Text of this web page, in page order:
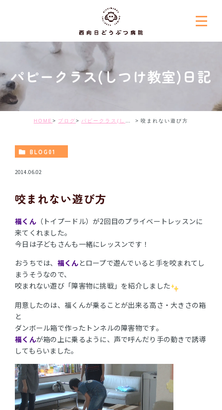
パピークラス(しつけ教室)日記
HOME ブログ パピークラス(しつけ教室)日記 咬まれない遊び方
BLOG01
2014.06.02
咬まれない遊び方
福くん（トイプードル）が2回目のプライベートレッスンに
来てくれました。
今日は子どもさんも一緒にレッスンです！
おうちでは、 福くんとロープで遊んでいると手を咬まれてし
まうそうなので、
咬まれない遊び「障害物に挑戦」を紹介しました
用意したのは、福くんが乗ることが出来る高さ・大きさの箱
と
ダンボール箱で作ったトンネルの障害物です。
福くんが箱の上に乗るように、声で呼んだり手の動きで誘導
してもらいました。